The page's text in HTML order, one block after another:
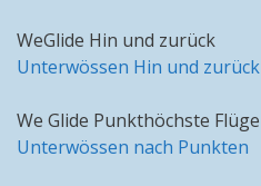
WeGlide Hin und zurück
Unterwössen Hin und zurück
We Glide Punkthöchste Flüge
Unterwössen nach Punkten